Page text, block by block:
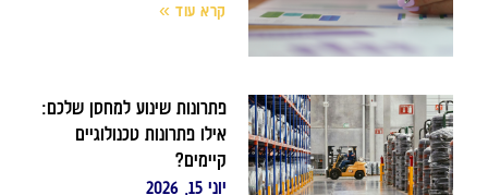
קרא עוד »
פתרונות שינוע למחסן שלכם:
אילו פתרונות טכנולוגיים
קיימים?
יוני 15, 2026